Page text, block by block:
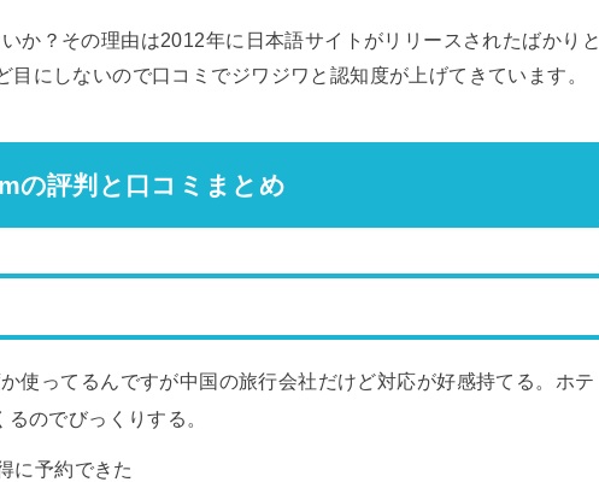
か？その理由は2012年に日本語サイトがリリースされたばかりと
目にしないので口コミでジワジワと認知度が上げてきています。
の評判と口コミまとめ
使ってるんですが中国の旅行会社だけど対応が好感持てる。ホテ
のでびっくりする。
に予約できた